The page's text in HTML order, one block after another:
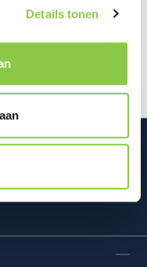
Details tonen
de Samsung